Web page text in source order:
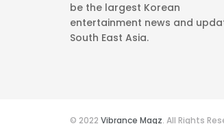
be the largest Korean
entertainment news and
South East Asia.
© 2022 Vibrance Magz. All Rights